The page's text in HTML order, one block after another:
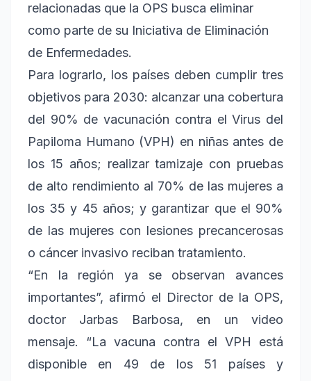
relacionadas que la OPS busca eliminar
como parte de su Iniciativa de Eliminación
de Enfermedades.
Para lograrlo, los países deben cumplir tres
objetivos para 2030: alcanzar una cobertura
del 90% de vacunación contra el Virus del
Papiloma Humano (VPH) en niñas antes de
los 15 años; realizar tamizaje con pruebas
de alto rendimiento al 70% de las mujeres a
los 35 y 45 años; y garantizar que el 90%
de las mujeres con lesiones precancerosas
o cáncer invasivo reciban tratamiento.
“En la región ya se observan avances
importantes”, afirmó el Director de la OPS,
doctor Jarbas Barbosa, en un video
mensaje. “La vacuna contra el VPH está
disponible en 49 de los 51 países y